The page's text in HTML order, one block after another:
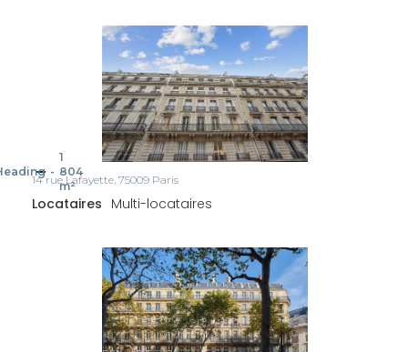
-
1
804
m²
14 rue Lafayette, 75009 Paris
Locataires Multi-locataires